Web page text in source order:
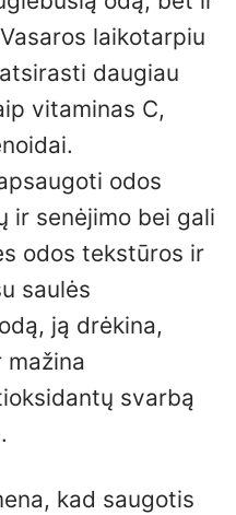
laikotarpiu
daugiau
vitaminas C,
odos
ir senėjimo bei gali
odos tekstūros ir
saulės
ją drėkina,
mažina
svarbą
kad saugotis